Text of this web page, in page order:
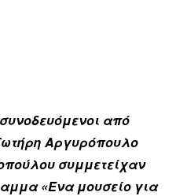
από
Αργυρόπουλο
συμμετείχαν
«Ένα μουσείο για